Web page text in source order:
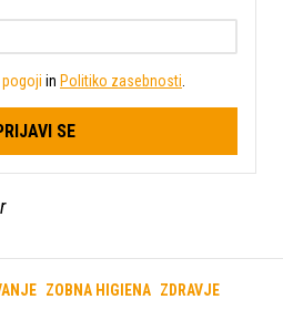
in Politiko zasebnosti
SE
ZOBNA HIGIENA ZDRAVJE